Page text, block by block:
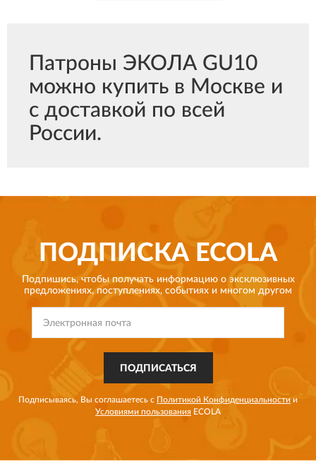
Патроны ЭКОЛА GU10
можно купить в Москве и
с доставкой по всей
России.
ПОДПИСКА ECOLA
Подпишись, чтобы получать информацию о эксклюзивных
предложениях, поступлениях, событиях и многом другом
ПОДПИСАТЬСЯ
Подписываясь, Вы соглашаетесь с Политикой Конфиденциальности и
Условиями пользования ECOLA